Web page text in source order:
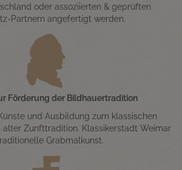
oder assoziierten & geprüften
Partnern angefertigt werden.
Förderung der Bildhauertradition
und Ausbildung zum klassischen
alter Zunfttradition. Klassikerstadt Weimar
Grabmalkunst.